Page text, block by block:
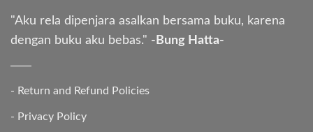
"Aku rela dipenjara asalkan bersama buku, karena
dengan buku aku bebas." -Bung Hatta-
- Return and Refund Policies
- Privacy Policy